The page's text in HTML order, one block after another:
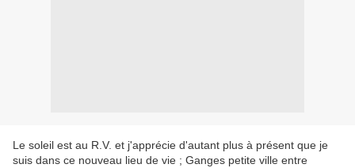
Le soleil est au R.V. et j'apprécie d'autant plus à présent que je
suis dans ce nouveau lieu de vie ; Ganges petite ville entre